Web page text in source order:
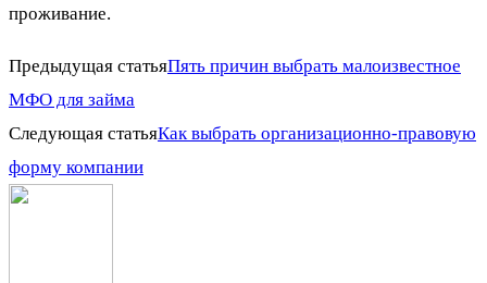
проживание.
Предыдущая статьяПять причин выбрать малоизвестное
МФО для займа
Следующая статьяКак выбрать организационно-правовую
форму компании